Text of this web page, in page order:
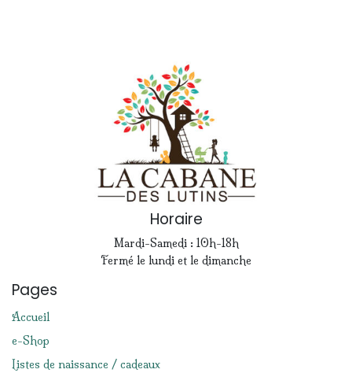
Horaire
Mardi-Samedi : 10h-18h
Fermé le lundi et le dimanche
Pages
Accueil
e-Shop
Listes de naissance / cadeaux